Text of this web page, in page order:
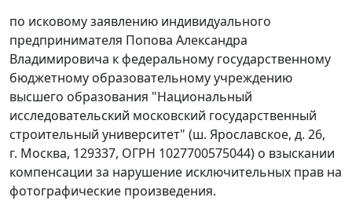
по исковому заявлению индивидуального
предпринимателя Попова Александра
Владимировича к федеральному государственному
бюджетному образовательному учреждению
высшего образования "Национальный
исследовательский московский государственный
строительный университет" (ш. Ярославское, д. 26,
г. Москва, 129337, ОГРН 1027700575044) о взыскании
компенсации за нарушение исключительных прав на
фотографические произведения.